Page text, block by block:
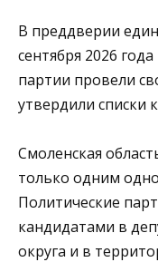
В преддверии
сентября 2026
партии провели
утвердили списки
Смоленская
только одним
Политические
кандидатами в
округа и в